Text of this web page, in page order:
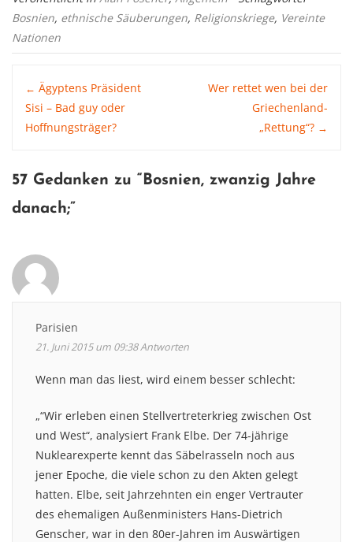
Bosnien, ethnische Säuberungen, Religionskriege, Vereinte
Nationen
Post
navigation
← Ägyptens Präsident
Sisi – Bad guy oder
Hoffnungsträger?
Wer rettet wen bei der
Griechenland-
„Rettung“? →
57 Gedanken zu “ Bosnien, zwanzig Jahre
danach;”
Parisien
21. Juni 2015 um 09:38Antworten
Wenn man das liest, wird einem besser schlecht:
„“Wir erleben einen Stellvertreterkrieg zwischen Ost
und West“, analysiert Frank Elbe. Der 74-jährige
Nuklearexperte kennt das Säbelrasseln noch aus
jener Epoche, die viele schon zu den Akten gelegt
hatten. Elbe, seit Jahrzehnten ein enger Vertrauter
des ehemaligen Außenministers Hans-Dietrich
Genscher, war in den 80er-Jahren im Auswärtigen